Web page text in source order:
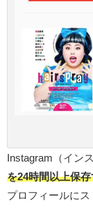
Instagram（イン
を24時間以上保
プロフィールに